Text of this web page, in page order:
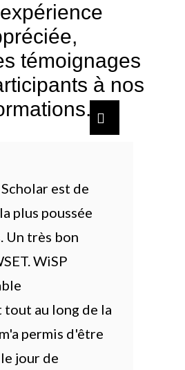
témoignages
à nos
est de
plus poussée
Un très bon
WiSP
tout au long de la
permis d'être
jour de